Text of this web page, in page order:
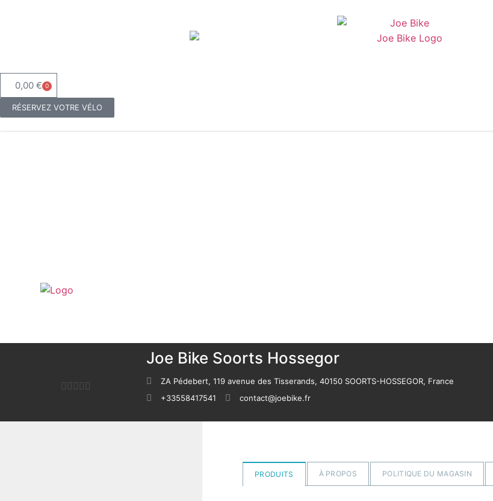
0,00 € 0
RÉSERVEZ VOTRE VÉLO
Joe Bike Soorts Hossegor
ZA Pédebert, 119 avenue des Tisserands, 40150 SOORTS-HOSSEGOR, France
+33558417541
contact@joebike.fr
PRODUITS À PROPOS POLITIQUE DU MAGASIN